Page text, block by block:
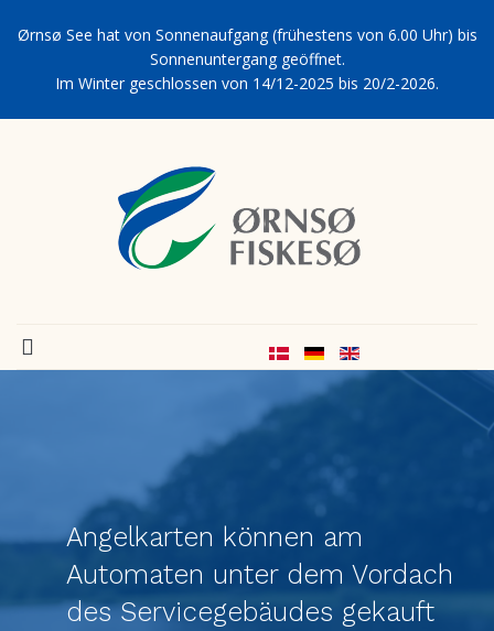
Ørnsø See hat von Sonnenaufgang (frühestens von 6.00 Uhr) bis
Sonnenuntergang geöffnet.
Im Winter geschlossen von 14/12-2025 bis 20/2-2026.
Angelkarten können am
Automaten unter dem Vordach
des Servicegebäudes gekauft